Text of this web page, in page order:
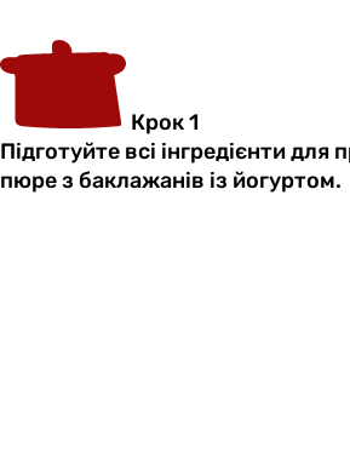
Крок 1
Підготуйте всі інгредієнти для
пюре з баклажанів із йогуртом.